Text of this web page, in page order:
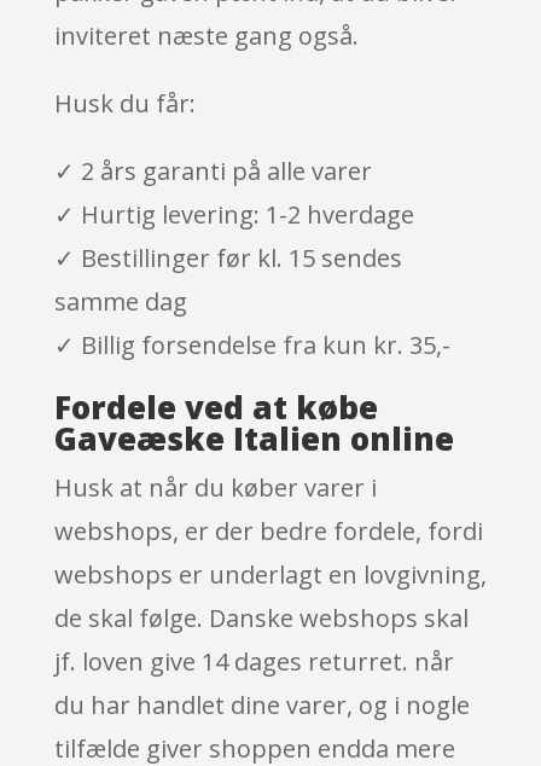
inviteret næste gang også.
Husk du får:
✓ 2 års garanti på alle varer
✓ Hurtig levering: 1-2 hverdage
✓ Bestillinger før kl. 15 sendes
samme dag
✓ Billig forsendelse fra kun kr. 35,-
Fordele ved at købe
Gaveæske Italien online
Husk at når du køber varer i
webshops, er der bedre fordele, fordi
webshops er underlagt en lovgivning,
de skal følge. Danske webshops skal
jf. loven give 14 dages returret. når
du har handlet dine varer, og i nogle
tilfælde giver shoppen endda mere